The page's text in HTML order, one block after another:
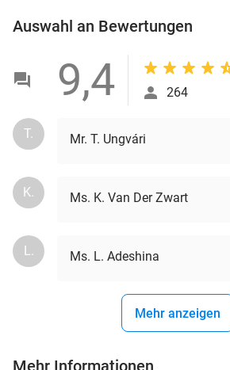
Auswahl an Bewertungen
9,4 264
T. Mr. T. Ungvári
K. Ms. K. Van Der Zwart
L. Ms. L. Adeshina
Mehr anzeigen
Mehr Informationen